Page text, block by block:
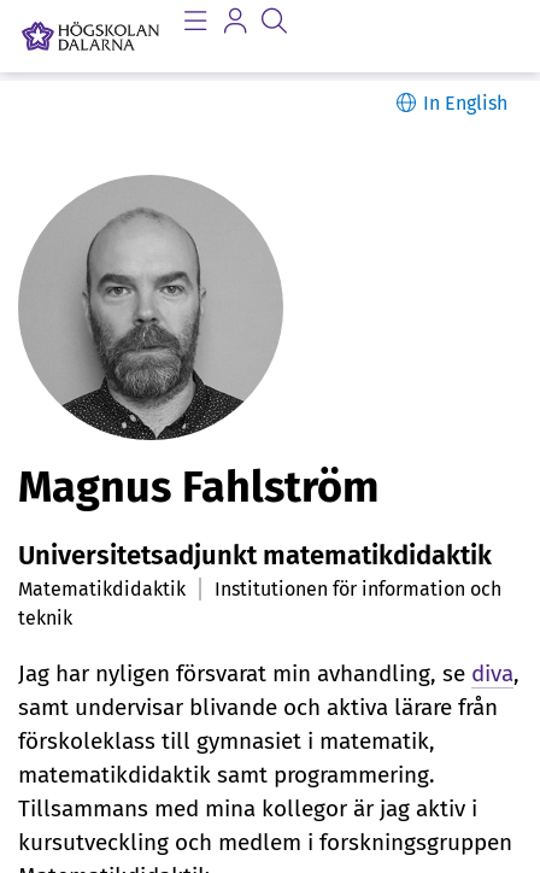
In English
P
e
r
s
o
n
l
i
g
Magnus Fahlström
Universitetsadjunkt matematikdidaktik
Matematikdidaktik
Institutionen för information och
teknik
Jag har nyligen försvarat min avhandling, se diva,
samt undervisar blivande och aktiva lärare från
förskoleklass till gymnasiet i matematik,
matematikdidaktik samt programmering.
Tillsammans med mina kollegor är jag aktiv i
kursutveckling och medlem i forskningsgruppen